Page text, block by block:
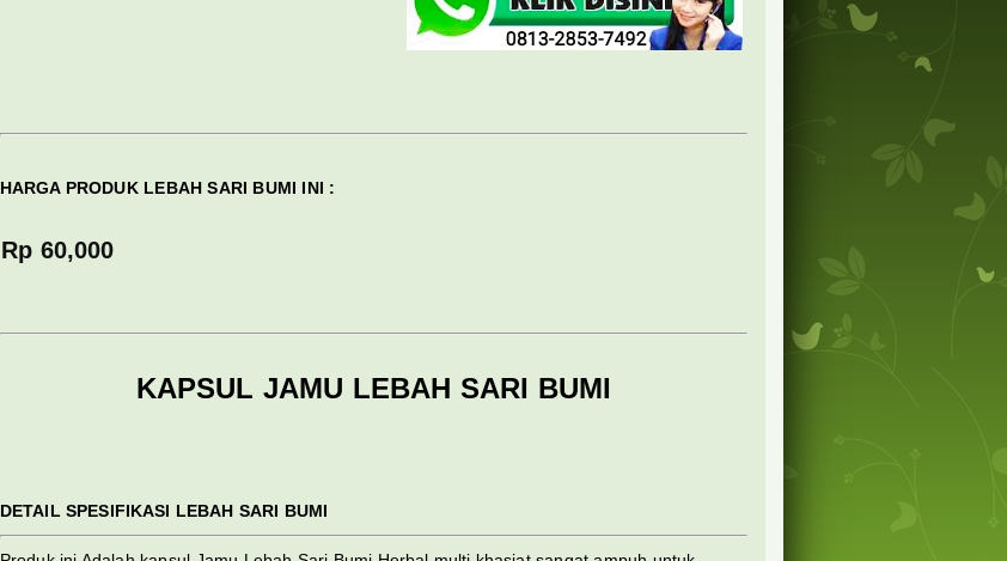
HARGA PRODUK LEBAH SARI BUMI INI :
Rp 60,000
KAPSUL JAMU LEBAH SARI BUMI
DETAIL SPESIFIKASI LEBAH SARI BUMI